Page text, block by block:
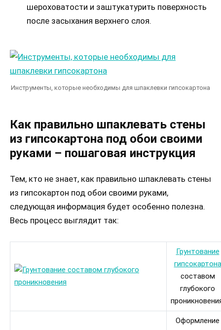
шероховатости и заштукатурить поверхность
после засыхания верхнего слоя.
Инструменты, которые необходимы для шпаклевки гипсокартона
Как правильно шпаклевать стены
из гипсокартона под обои своими
руками – пошаговая инструкция
Тем, кто не знает, как правильно шпаклевать стены
из гипсокартон под обои своими руками,
следующая информация будет особенно полезна.
Весь процесс выглядит так:
Грунтование
гипсокартона
составом
глубокого
Оформление